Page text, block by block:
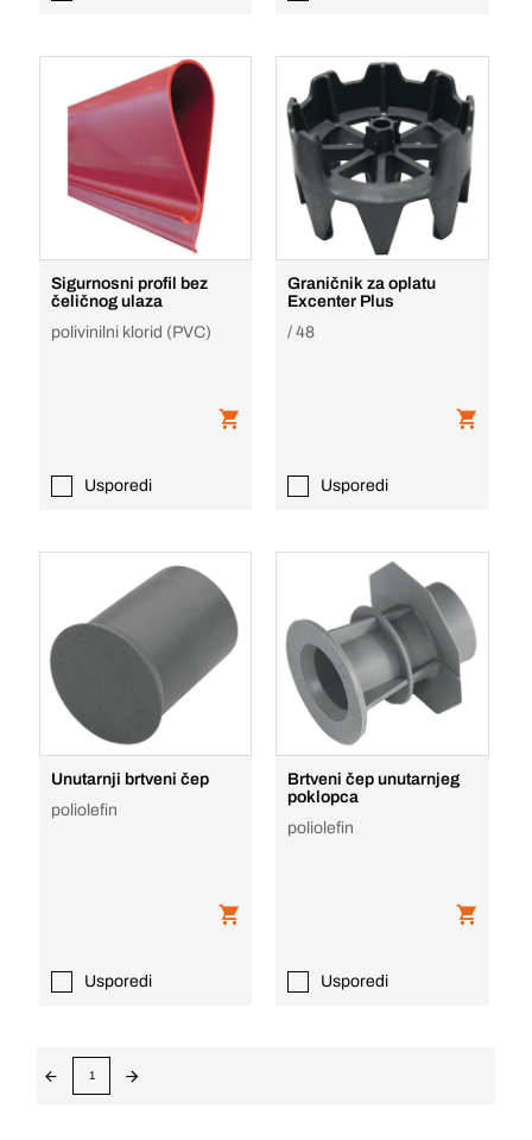
Sigurnosni profil bez
čeličnog ulaza
polivinilni klorid (PVC)
Usporedi
Graničnik za oplatu
Excenter Plus
/ 48
Usporedi
Unutarnji brtveni čep
poliolefin
Usporedi
Brtveni čep unutarnjeg
poklopca
poliolefin
Usporedi
1